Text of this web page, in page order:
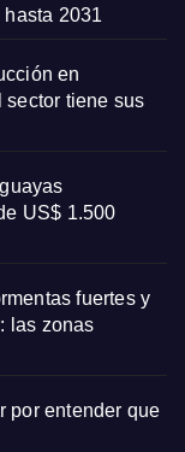
2031
en
sector tiene sus
US$ 1.500
fuertes y
las zonas
por entender que